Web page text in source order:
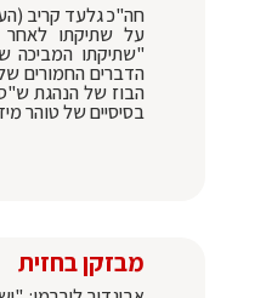
חה"כ גלעד קריב
על שתיקתו
"שתיקתו המביכה
הדברים החמורים
הבוז של הנהגת
בסיסיים של טוהר
מבזקן בחזית